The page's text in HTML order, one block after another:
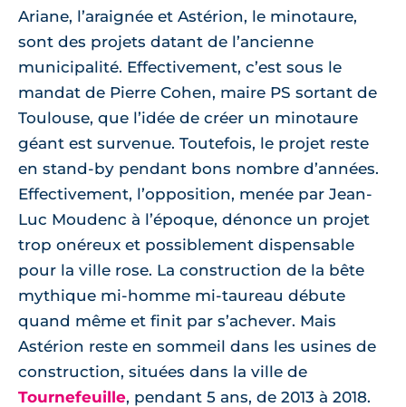
Ariane, l’araignée et Astérion, le minotaure,
sont des projets datant de l’ancienne
municipalité. Effectivement, c’est sous le
mandat de Pierre Cohen, maire PS sortant de
Toulouse, que l’idée de créer un minotaure
géant est survenue. Toutefois, le projet reste
en stand-by pendant bons nombre d’années.
Effectivement, l’opposition, menée par Jean-
Luc Moudenc à l’époque, dénonce un projet
trop onéreux et possiblement dispensable
pour la ville rose. La construction de la bête
mythique mi-homme mi-taureau débute
quand même et finit par s’achever. Mais
Astérion reste en sommeil dans les usines de
construction, situées dans la ville de
Tournefeuille, pendant 5 ans, de 2013 à 2018.